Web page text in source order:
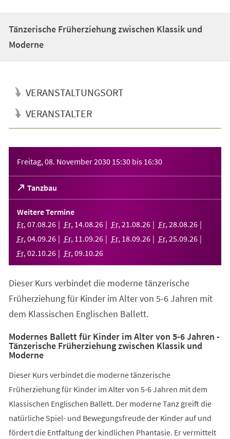
Tänzerische Früherziehung zwischen Klassik und
Moderne
VERANSTALTUNGSORT
VERANSTALTER
Freitag, 08. November 2030 15:30 bis 16:30
Tanzbau
(Öffnet
in
einem
neuen
Tab)
Weitere Termine
Fr, 07.08.26 Fr, 14.08.26 Fr, 21 .08.26 Fr, 28.08.26
Fr, 04.09.26 Fr, 11 .09.26 Fr, 18.09.26 Fr, 25.09.26
Fr, 02.10.26 Fr, 09.10.26
Dieser Kurs verbindet die moderne tänzerische
Früherziehung für Kinder im Alter von 5-6 Jahren mit
dem Klassischen Englischen Ballett.
Modernes Ballett für Kinder im Alter von 5-6 Jahren -
Tänzerische Früherziehung zwischen Klassik und
Moderne
Dieser Kurs verbindet die moderne tänzerische
Früherziehung für Kinder im Alter von 5-6 Jahren mit dem
Klassischen Englischen Ballett. Der moderne Tanz greift die
natürliche Spiel- und Bewegungsfreude der Kinder auf und
fördert die Entfaltung der kindlichen Phantasie. Er vermittelt